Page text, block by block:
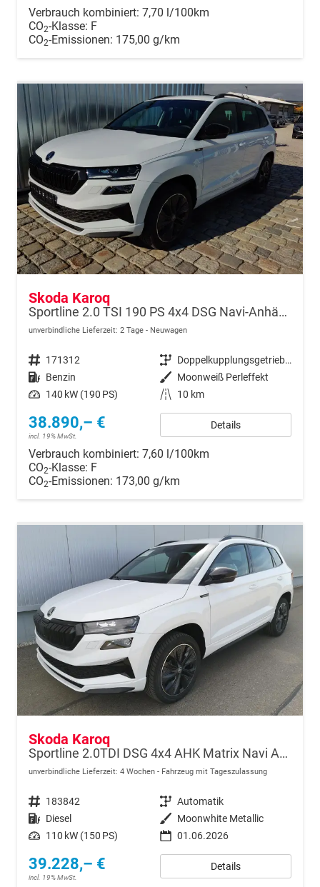
Verbrauch kombiniert: 7,70 l/100km
CO2-Klasse: F
CO2-Emissionen: 175,00 g/km
Skoda Karoq
Sportline 2.0 TSI 190 PS 4x4 DSG Navi-Anhängerkupplung-Garantie-LED-Matrix-AppleCarPlay-Android-Auto-ACC-Kessy-2-Zonen-Klimaautomatik-18''Alu-Sofort
unverbindliche Lieferzeit: 2 Tage Neuwagen
Fahrzeugnr. 171312 Getriebe
Doppelkupplungsgetriebe (DSG)
Kraftstoff Benzin Außenfarbe Moonweiß Perleffekt
Leistung 140 kW (190 PS) Kilometerstand 10 km
38.890,– €
incl. 19% MwSt.
Details
Verbrauch kombiniert: 7,60 l/100km
CO2-Klasse: F
CO2-Emissionen: 173,00 g/km
Skoda Karoq
Sportline 2.0TDI DSG 4x4 AHK Matrix Navi ACC
unverbindliche Lieferzeit: 4 Wochen Fahrzeug mit Tageszulassung
Fahrzeugnr. 183842 Getriebe Automatik
Kraftstoff Diesel Außenfarbe Moonwhite Metallic
Leistung 110 kW (150 PS) 01.06.2026
39.228,– €
incl. 19% MwSt.
Details